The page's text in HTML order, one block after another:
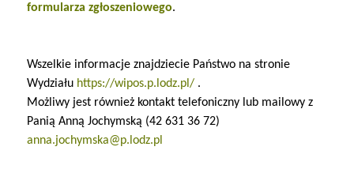
formularza zgłoszeniowego.
Wszelkie informacje znajdziecie Państwo na stronie
Wydziału https://wipos.p.lodz.pl/ .
Możliwy jest również kontakt telefoniczny lub mailowy z
Panią Anną Jochymską (42 631 36 72)
anna.jochymska@p.lodz.pl